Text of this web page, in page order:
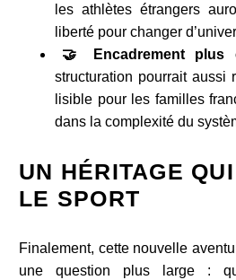
les athlètes étrangers
liberté pour changer
🤝 Encadrement plus
structuration pourrait aussi
lisible pour les familles
dans la complexité du
UN HÉRITAGE
LE SPORT
Finalement, cette nouvelle
une question plus large :